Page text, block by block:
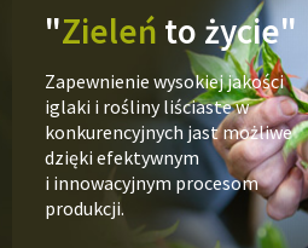
"Zieleń to życie"
Zapewnienie wysokiej jakości
iglaki i rośliny liściaste w
konkurencyjnych jast możliwe
dzięki efektywnym
i innowacyjnym procesom
produkcji.